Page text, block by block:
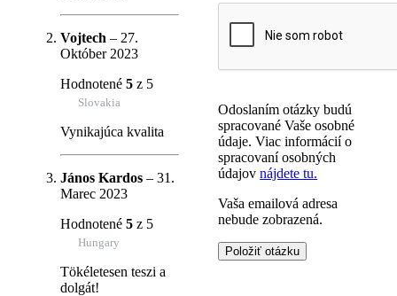
Vojtech – 27.
Október 2023
Hodnotené 5 z 5
Slovakia
Vynikajúca kvalita
János Kardos – 31.
Marec 2023
Hodnotené 5 z 5
Hungary
Tökéletesen teszi a
dolgát!
Odoslaním otázky budú
spracované Vaše osobné
údaje. Viac informácií o
spracovaní osobných
údajovnájdete tu.
Vaša emailová adresa
nebude zobrazená.